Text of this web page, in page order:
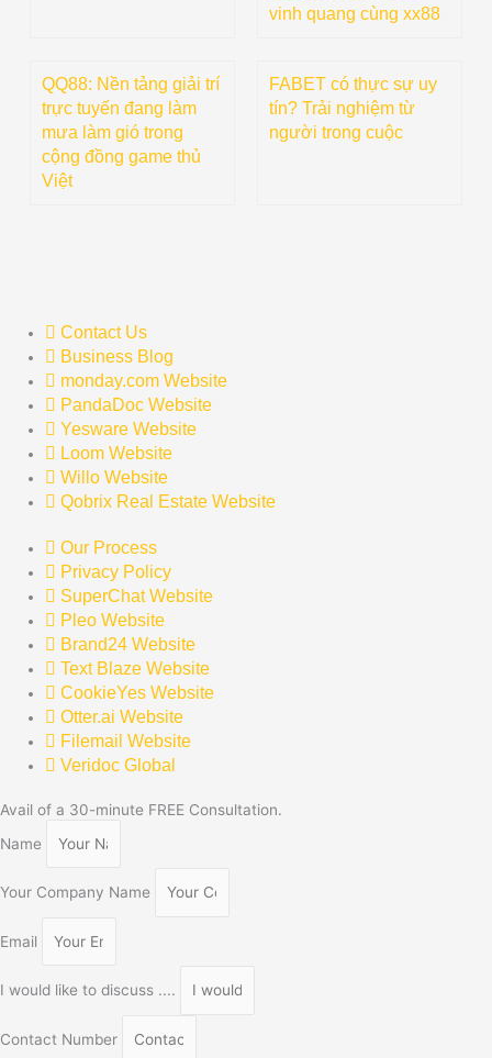
vinh quang cùng xx88
QQ88: Nền tảng giải trí
trực tuyến đang làm
mưa làm gió trong
cộng đồng game thủ
Việt
FABET có thực sự uy
tín? Trải nghiệm từ
người trong cuộc
Contact Us
Business Blog
monday.com Website
PandaDoc Website
Yesware Website
Loom Website
Willo Website
Qobrix Real Estate Website
Our Process
Privacy Policy
SuperChat Website
Pleo Website
Brand24 Website
Text Blaze Website
CookieYes Website
Otter.ai Website
Filemail Website
Veridoc Global
Avail of a 30-minute FREE Consultation.
Name
Your Company Name
Email
I would like to discuss ....
Contact Number